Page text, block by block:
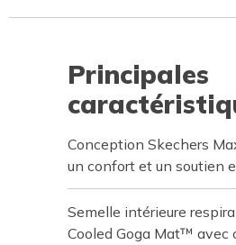
Principales
Conception Skechers
un confort et un soutien
Semelle intérieure
Cooled Goga Mat™ avec